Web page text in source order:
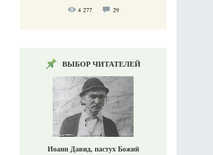
4 277 29
ВЫБОР ЧИТАТЕЛЕЙ
Иоанн Давид, пастух Божий